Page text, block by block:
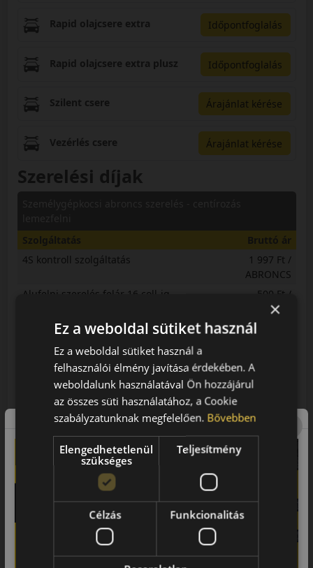
Rapid olajcsere extra Időpontfoglalás
Rapid olajcsere extra plusz Időpontfoglalás
Szilent csere Árajánlat kérése
Vezérlés csere Árajánlat kérése
Szerelési díjak
Szolgáltatás
Bruttó ár
4S kontroll szolgáltatás
1 997 Ft /
ABRONCS
Alufelni szerelés felár 16 coll-ig
500 Ft /
ABRONCS
Centrírozás 13 coll
3 875 Ft /
Centrírozás 14 coll
3 875 Ft /
ABRONCS
Centrírozás 15 coll
Centrírozás 17 coll
Centrírozás 18 coll
5 775 Ft /
Centrírozás 19 coll és Kisteher C-s
×
Ez a weboldal sütiket használ
Ez a weboldal sütiket használ a
felhasználói élmény javítása érdekében. A
weboldalunk használatával Ön hozzájárul
az összes süti használatához, a Cookie
szabályzatunknak megfelelően. Bővebben
Elengedhetetlenül
szükséges
Teljesítmény
Célzás Funkcionalitás